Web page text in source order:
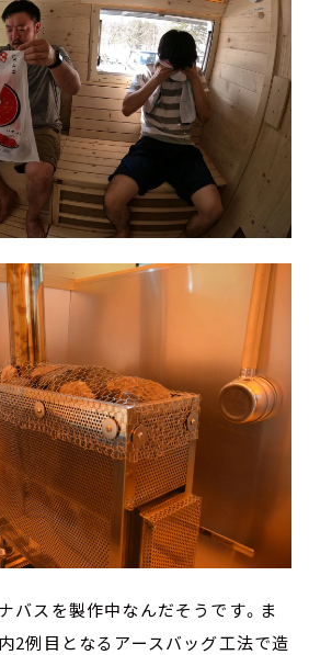
バスを製作中なんだそうです。ま
2例目となるアースバッグ工法で造